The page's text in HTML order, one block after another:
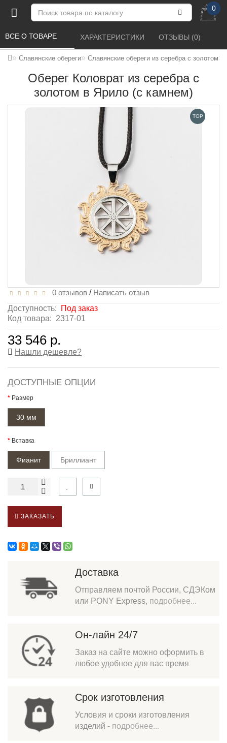
0
Славянские обереги Славянские обереги из серебра с золотом
Оберег Коловрат из серебра с
золотом в Ярило (с камнем)
ВСЕ О ТОВАРЕ ХАРАКТЕРИСТИКИ ОТЗЫВЫ (0)
TOP
0 отзывов / Написать отзыв
Доступность:
Под заказ
Код товара: 2317-01
33 546 р.
Нашли дешевле?
ДОСТУПНЫЕ ОПЦИИ
Размер
30 мм
Вставка
Фианит Бриллиант
ЗАКАЗАТЬ
Доставка
Отправляем почтой России, СДЭКом
или PONY Express, подробнее...
Он-лайн 24/7
Заказ на сайте можно оформить в
любое удобное для вас время
Срок изготовления
Условия и сроки изготовления
изделий - подробнее...